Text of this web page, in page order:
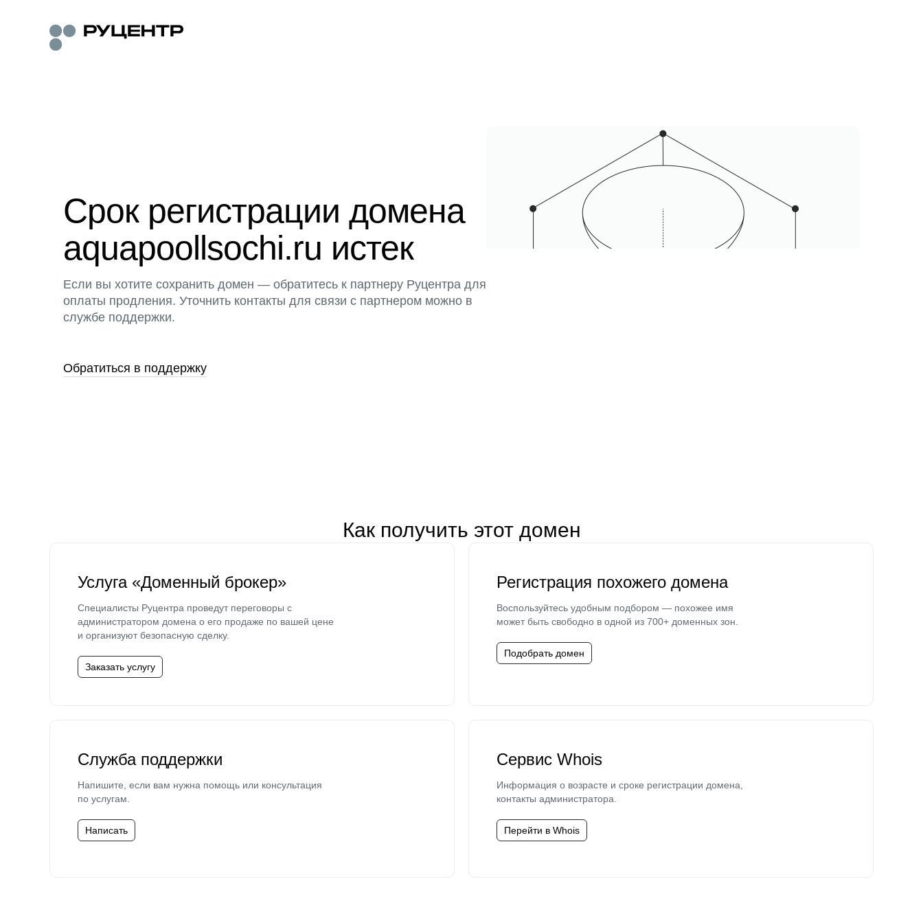
Срок регистрации домена
aquapoollsochi.ru истек
Если вы хотите сохранить домен — обратитесь к партнеру Руцентра для
оплаты продления. Уточнить контакты для связи с партнером можно в
службе поддержки.
Обратиться в поддержку
Как получить этот домен
Услуга «Доменный брокер»
Специалисты Руцентра проведут переговоры с
администратором домена о его продаже по вашей цене
и организуют безопасную сделку.
Заказать услугу
Регистрация похожего домена
Воспользуйтесь удобным подбором — похожее имя
может быть свободно в одной из 700+ доменных зон.
Подобрать домен
Служба поддержки
Напишите, если вам нужна помощь или консультация
по услугам.
Написать
Сервис Whois
Информация о возрасте и сроке регистрации домена,
контакты администратора.
Перейти в Whois